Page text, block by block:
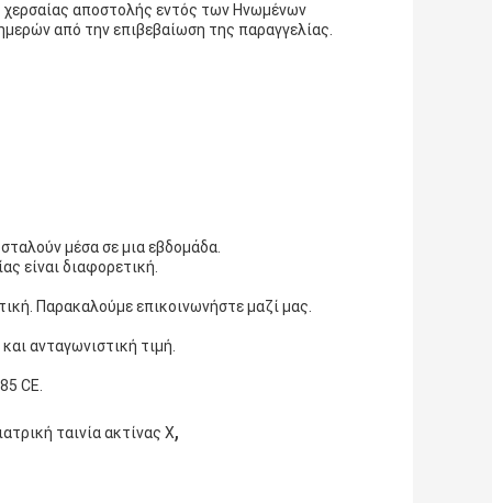
χερσαίας αποστολής εντός των Ηνωμένων
από την επιβεβαίωση της παραγγελίας.
μέσα σε μια εβδομάδα.
είναι διαφορετική.
Παρακαλούμε επικοινωνήστε μαζί μας.
ανταγωνιστική τιμή.
CE.
ταινία ακτίνας X,